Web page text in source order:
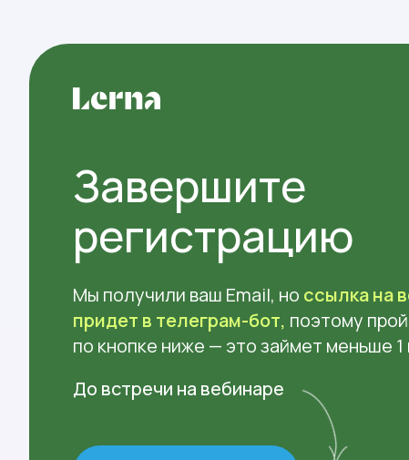
Завершите
регистрацию
Мы получили ваш Email, но ссылка на
придет в телеграм-бот, поэтому
по кнопке ниже — это займет меньше
До встречи на вебинаре